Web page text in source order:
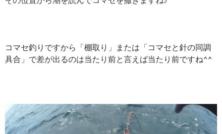
コマセ釣りですから「棚取り」または「コマセと針の同調
具合」で差が出るのは当たり前と言えば当たり前ですね^^